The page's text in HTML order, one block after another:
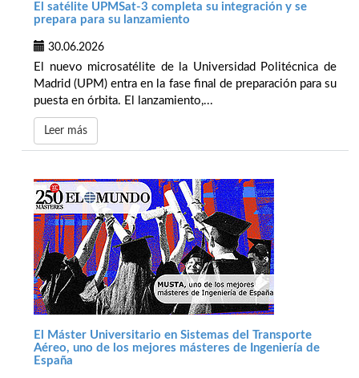
El satélite UPMSat-3 completa su integración y se
prepara para su lanzamiento
30.06.2026
El nuevo microsatélite de la Universidad Politécnica de
Madrid (UPM) entra en la fase final de preparación para su
puesta en órbita. El lanzamiento,...
Leer más
El Máster Universitario en Sistemas del Transporte
Aéreo, uno de los mejores másteres de Ingeniería de
España